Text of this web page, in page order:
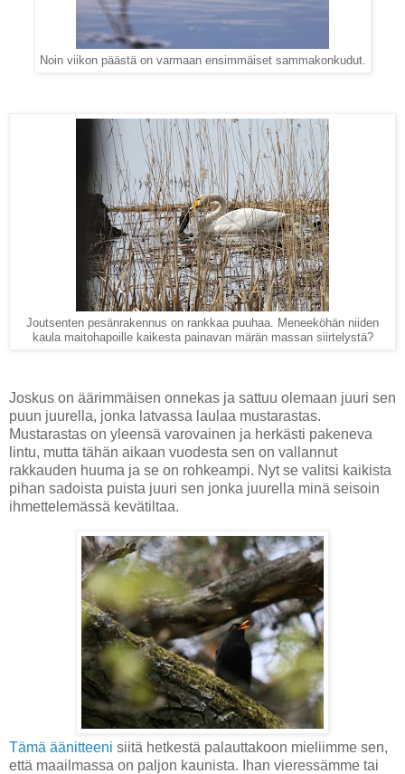
Noin viikon päästä on varmaan ensimmäiset sammakonkudut.
Joutsenten pesänrakennus on rankkaa puuhaa. Meneeköhän niiden
kaula maitohapoille kaikesta painavan märän massan siirtelystä?
Joskus on äärimmäisen onnekas ja sattuu olemaan juuri sen
puun juurella, jonka latvassa laulaa mustarastas.
Mustarastas on yleensä varovainen ja herkästi pakeneva
lintu, mutta tähän aikaan vuodesta sen on vallannut
rakkauden huuma ja se on rohkeampi. Nyt se valitsi kaikista
pihan sadoista puista juuri sen jonka juurella minä seisoin
ihmettelemässä kevätiltaa.
Tämä äänitteeni siitä hetkestä palauttakoon mieliimme sen,
että maailmassa on paljon kaunista. Ihan vieressämme tai